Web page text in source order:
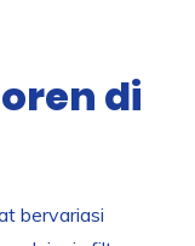
di
bervariasi